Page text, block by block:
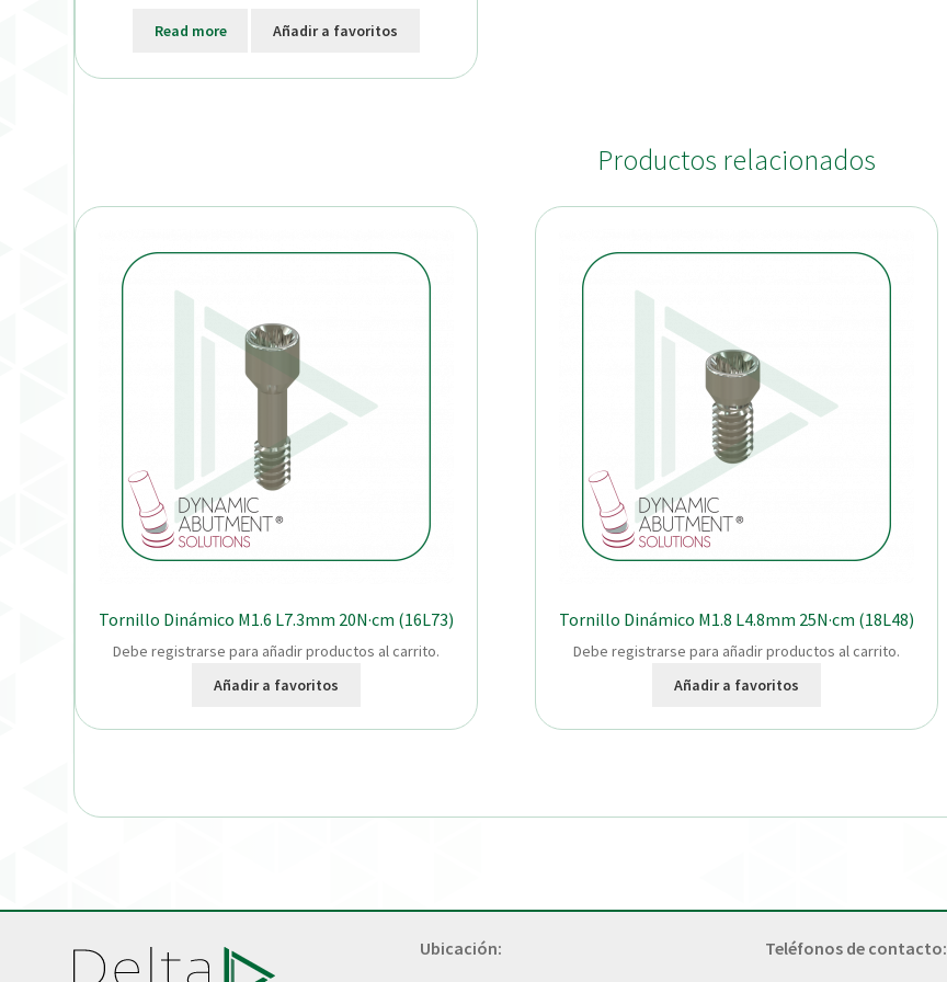
Read more Añadir a favoritos
Productos relacionados
Tornillo Dinámico M1.6 L7.3mm 20N·cm (16L73)
Debe registrarse para añadir productos al carrito.
Añadir a favoritos
Tornillo Dinámico M1.8 L4.8mm 25N·cm (18L48)
Debe registrarse para añadir productos al carrito.
Añadir a favoritos
Ubicación: Teléfonos de contacto: